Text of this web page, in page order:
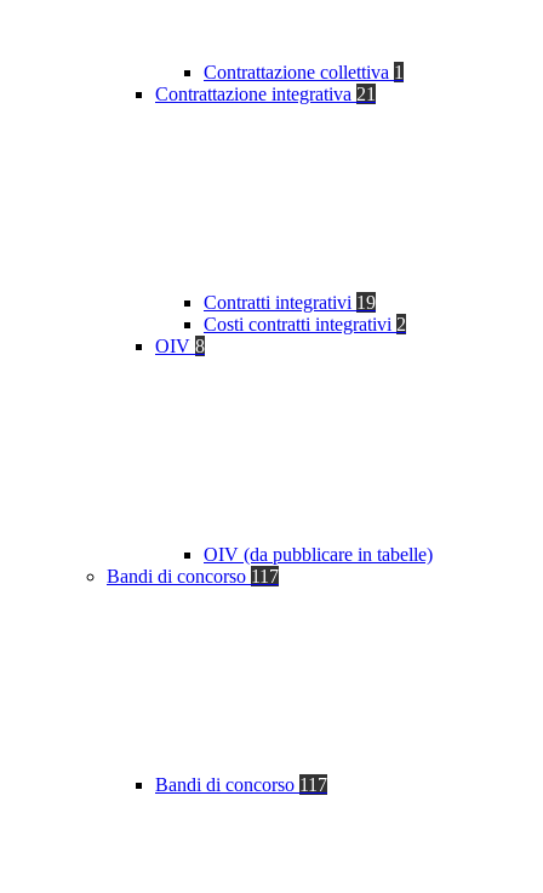
Contrattazione collettiva 1
Contrattazione integrativa 21
Contratti integrativi 19
Costi contratti integrativi 2
OIV 8
OIV (da pubblicare in tabelle)
Bandi di concorso 117
Bandi di concorso 117